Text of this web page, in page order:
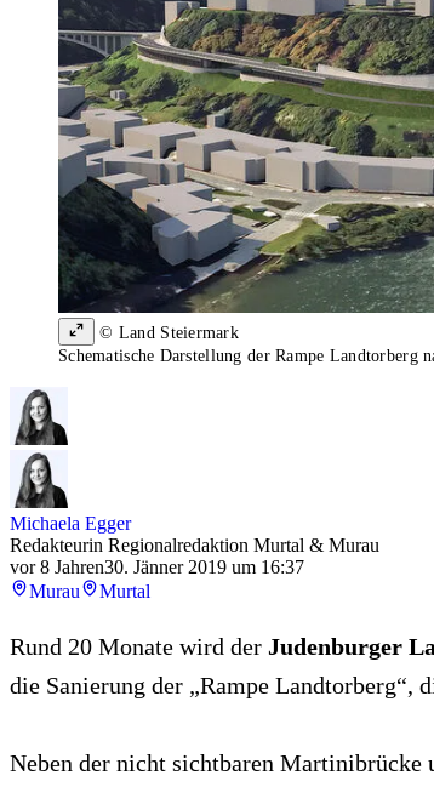
© Land Steiermark
Schematische Darstellung der Rampe Landtorberg
Michaela Egger
Redakteurin Regionalredaktion Murtal & Murau
vor 8 Jahren30. Jänner 2019 um 16:37
Murau
Murtal
Rund 20 Monate wird der Judenburger
die Sanierung der „Rampe Landtorberg“,
Neben der nicht sichtbaren Martinibrücke